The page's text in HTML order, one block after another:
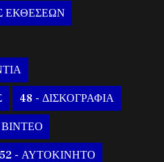
ΕΚΘΕΣΕΩΝ
48 - ΔΙΣΚΟΓΡΑΦΙΑ
ΒΙΝΤΕΟ
52 - ΑΥΤΟΚΙΝΗΤΟ